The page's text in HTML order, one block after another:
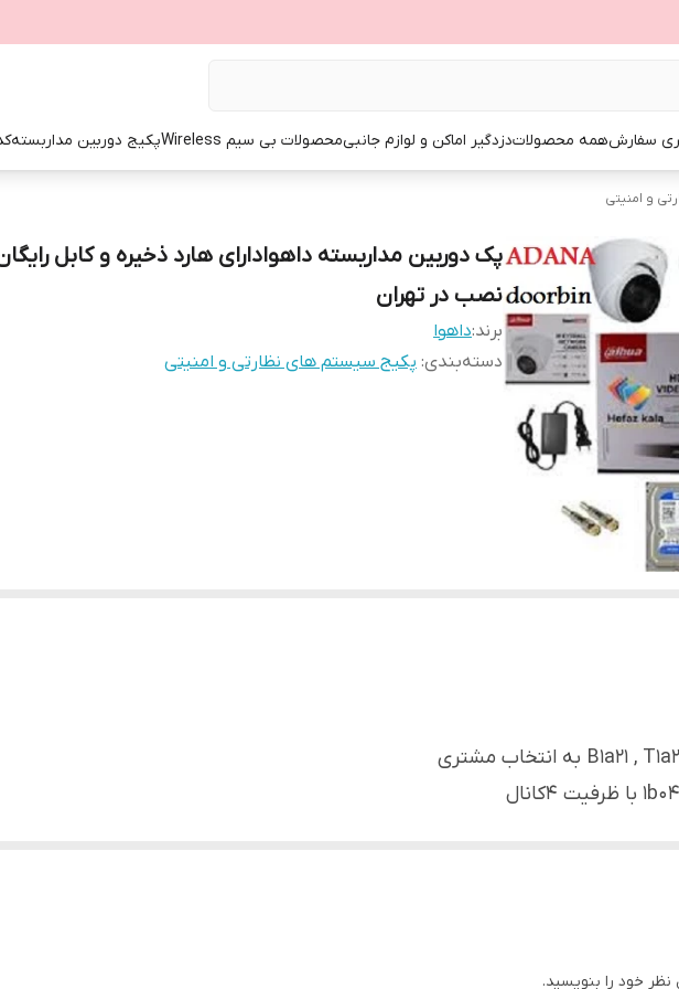
سفارشهمه محصولاتدزدگیر اماکن و لوازم جانبیمحصولات بی سیم Wireless پکیج دوربین مداربسته
و امنیتی
پک دوربین مداربسته داهوادارای هارد ذخیره و کابل
نصب در تهران
برند:داهوا
دسته‌بندی: پکیج سیستم های نظارتی و امنیتی
خود را بنویسید.